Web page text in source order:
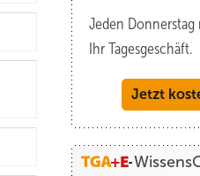
Jeden
Ihr Tagesgeschäft.
Jetzt